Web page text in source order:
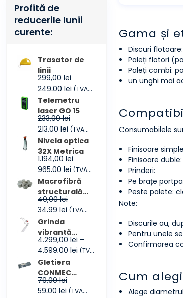
Gama și
Discuri
Paleți flotori
Paleți combi:
un unghi mai
Consumabilele
Finisoare
Finisoare duble:
Prinderi:
Pe brațe
Peste palete:
Note:
Discurile au,
Pentru unele
Confirmarea
Cum
Alege
Profită de
reducerile lunii
curente:
Trasator de
linii
299,00lei
Prețul
inițial
a
fost:
299,00 lei.
249,00 lei Prețul
curent
este:
(TVA
inclus)
Telemetru
laser GO 15
233,00lei
Prețul
inițial
a
fost:
233,00 lei.
213,00 lei Prețul
curent
este:
213,00 lei.
(TVA
inclus)
Nivela optica
32X Metrica
1.194,00lei
Prețul
inițial
a
fost:
1.194,00 lei.
965,00 lei Prețul
curent
este:
(TVA
inclus)
Macrofibră
structurală
CONMEC
FIBRES
40,00lei
Prețul
inițial
a
fost:
40,00 lei.
34,99 lei Prețul
este:
34,99 lei.
(TVA
inclus)
Grinda
vibrantă
CONMEC
Maxscreed3
4.299,00 lei –
4.599,00 lei Interval
până
(TVA
inclus)
Gletiera
CONMEC
355×114 mm
79,00lei
Prețul
59,00 lei Prețul
(TVA